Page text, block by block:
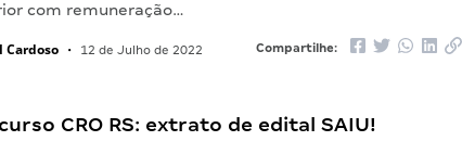
com remuneração…
Cardoso • 12 de Julho de 2022 Compartilhe:
CRO RS: extrato de edital SAIU!